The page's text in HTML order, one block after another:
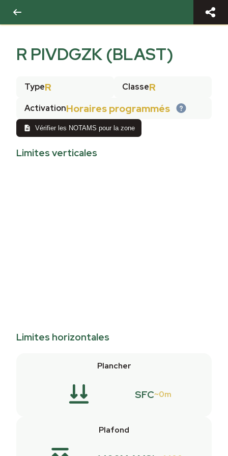
R PIVDGZK (BLAST)
TypeR ClasseR
ActivationHoraires programmés
Vérifier les NOTAMS pour la zone
Limites verticales
Limites horizontales
Plancher
SFC 0m
Plafond